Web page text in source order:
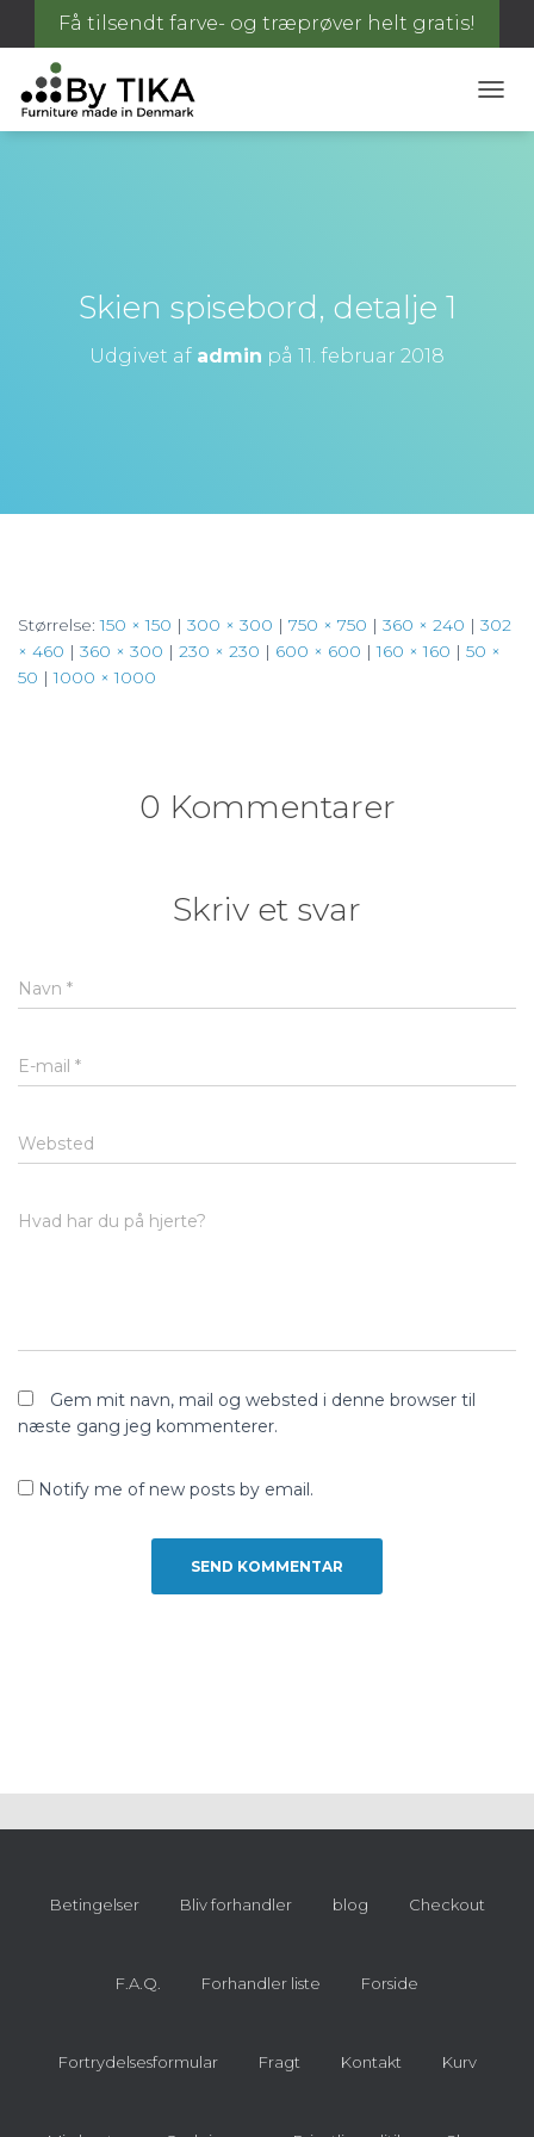
Få tilsendt farve- og træprøver helt gratis!
K
Skien spisebord, detalje 1
Udgivet af admin på 11. februar 2018
Størrelse:150 × 150 | 300 × 300 | 750 × 750 | 360 × 240 | 302
× 460 | 360 × 300 | 230 × 230 | 600 × 600 | 160 × 160 | 50 ×
50 | 1000 × 1000
0 Kommentarer
Skriv et svar
Navn *
E-mail *
Websted
Hvad har du på hjerte?
Gem mit navn, mail og websted i denne browser til
næste gang jeg kommenterer.
Notify me of new posts by email.
Betingelser Bliv forhandler blog Checkout
F.A.Q. Forhandler liste Forside
Fortrydelsesformular Fragt Kontakt Kurv